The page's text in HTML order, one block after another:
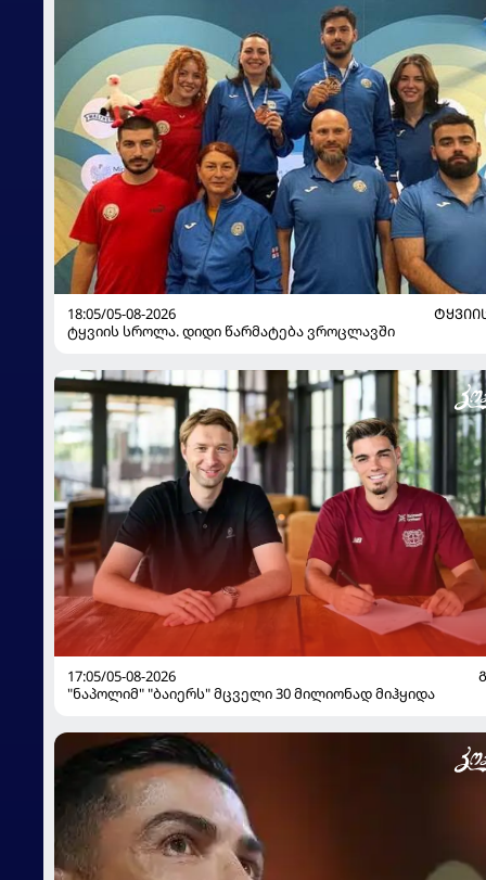
18:05/05-08-2026
ტყვიის სროლა. დიდი წარმატება ვროცლავში
17:05/05-08-2026
"ნაპოლიმ" "ბაიერს" მცველი 30 მილიონად მიჰყიდა